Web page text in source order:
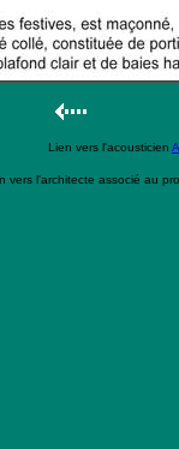
Lien vers l'acousticien
vers l'architecte associé au